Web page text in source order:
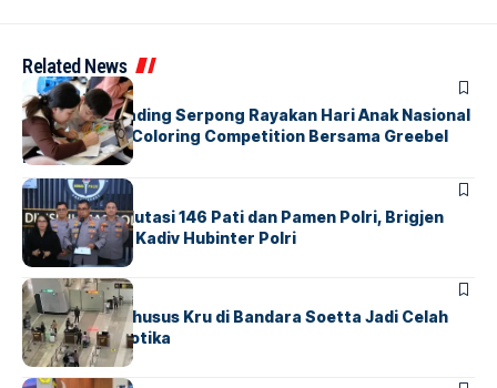
Related News
BERITAINDEX
Atria Hotel Gading Serpong Rayakan Hari Anak Nasional
Lewat Family Coloring Competition Bersama Greebel
Indonesia
BERITA
Mabes Polri Mutasi 146 Pati dan Pamen Polri, Brigjen
Untung Jabat Kadiv Hubinter Polri
BANDARABERITA
Ketika Jalur Khusus Kru di Bandara Soetta Jadi Celah
Sindikat Narkotika